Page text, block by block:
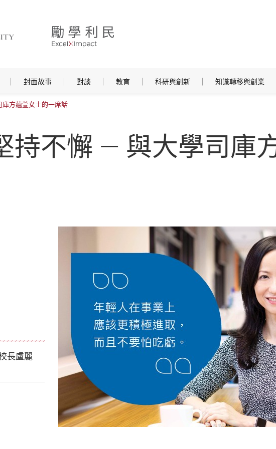
封面故事 對談 教育 科研與創新 知識轉移與創業
方蘊萱女士的一席話
持不懈 — 與大學司庫
長盧麗